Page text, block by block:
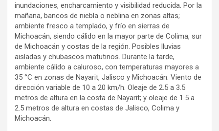
inundaciones, encharcamiento y visibilidad reducida. Por la
mañana, bancos de niebla o neblina en zonas altas;
ambiente fresco a templado, y frío en sierras de
Michoacán, siendo cálido en la mayor parte de Colima, sur
de Michoacán y costas de la región. Posibles lluvias
aisladas y chubascos matutinos. Durante la tarde,
ambiente cálido a caluroso, con temperaturas mayores a
35 °C en zonas de Nayarit, Jalisco y Michoacán. Viento de
dirección variable de 10 a 20 km/h. Oleaje de 2.5 a 3.5
metros de altura en la costa de Nayarit; y oleaje de 1.5 a
2.5 metros de altura en costas de Jalisco, Colima y
Michoacán.